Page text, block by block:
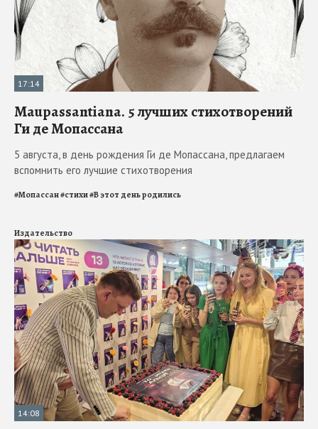
17:14
Maupassantiana. 5 лучших стихотворений
Ги де Мопассана
5 августа, в день рождения Ги де Мопассана, предлагаем
вспомнить его лучшие стихотворения
#Мопассан#стихи#В этот день родились
Издательство
14:08